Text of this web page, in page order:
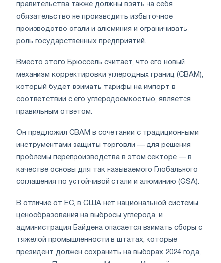
правительства также должны взять на себя
обязательство не производить избыточное
производство стали и алюминия и ограничивать
роль государственных предприятий.
Вместо этого Брюссель считает, что его новый
механизм корректировки углеродных границ (CBAM),
который будет взимать тарифы на импорт в
соответствии с его углеродоемкостью, является
правильным ответом.
Он предложил CBAM в сочетании с традиционными
инструментами защиты торговли — для решения
проблемы перепроизводства в этом секторе — в
качестве основы для так называемого Глобального
соглашения по устойчивой стали и алюминию (GSA).
В отличие от ЕС, в США нет национальной системы
ценообразования на выбросы углерода, и
администрация Байдена опасается взимать сборы с
тяжелой промышленности в штатах, которые
президент должен сохранить на выборах 2024 года,